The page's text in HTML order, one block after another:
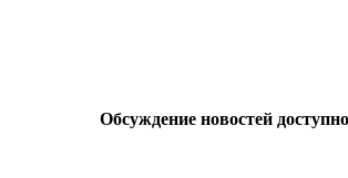
Обсуждение новостей